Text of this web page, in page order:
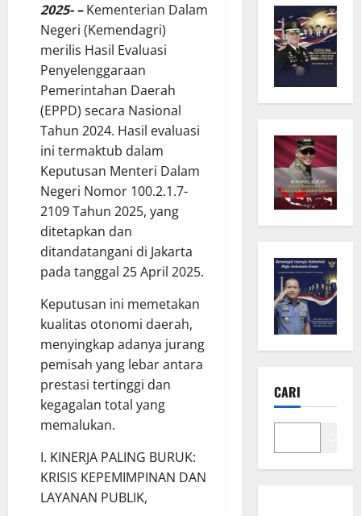
2025- –Kementerian Dalam
Negeri (Kemendagri)
merilis Hasil Evaluasi
Penyelenggaraan
Pemerintahan Daerah
(EPPD) secara Nasional
Tahun 2024. Hasil evaluasi
ini termaktub dalam
Keputusan Menteri Dalam
Negeri Nomor 100.2.1.7-
2109 Tahun 2025, yang
ditetapkan dan
ditandatangani di Jakarta
pada tanggal 25 April 2025.
Keputusan ini memetakan
kualitas otonomi daerah,
menyingkap adanya jurang
pemisah yang lebar antara
prestasi tertinggi dan
kegagalan total yang
memalukan.
I. KINERJA PALING BURUK:
KRISIS KEPEMIMPINAN DAN
LAYANAN PUBLIK,
CARI